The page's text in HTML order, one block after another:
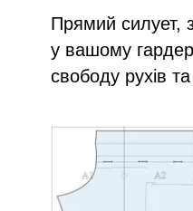
Прямий силует,
у вашому
свободу рухів та